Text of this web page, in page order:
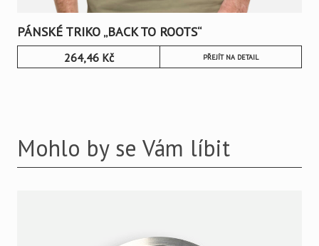
PÁNSKÉ TRIKO „BACK TO ROOTS“
264,46 Kč PŘEJÍT NA DETAIL
Mohlo by se Vám líbit